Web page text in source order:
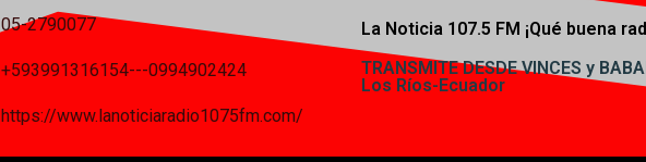
05-2790077
+593991316154---0994902424
https://www.lanoticiaradio1075fm.com/
La Noticia 107.5 FM ¡Qué buena
TRANSMITE DESDE VINCES y
Los Ríos-Ecuador